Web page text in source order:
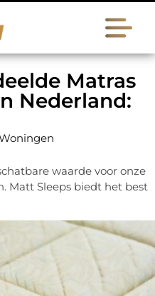
Matras
Nederland:
waarde voor onze
Matt Sleeps biedt het best